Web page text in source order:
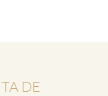
DE